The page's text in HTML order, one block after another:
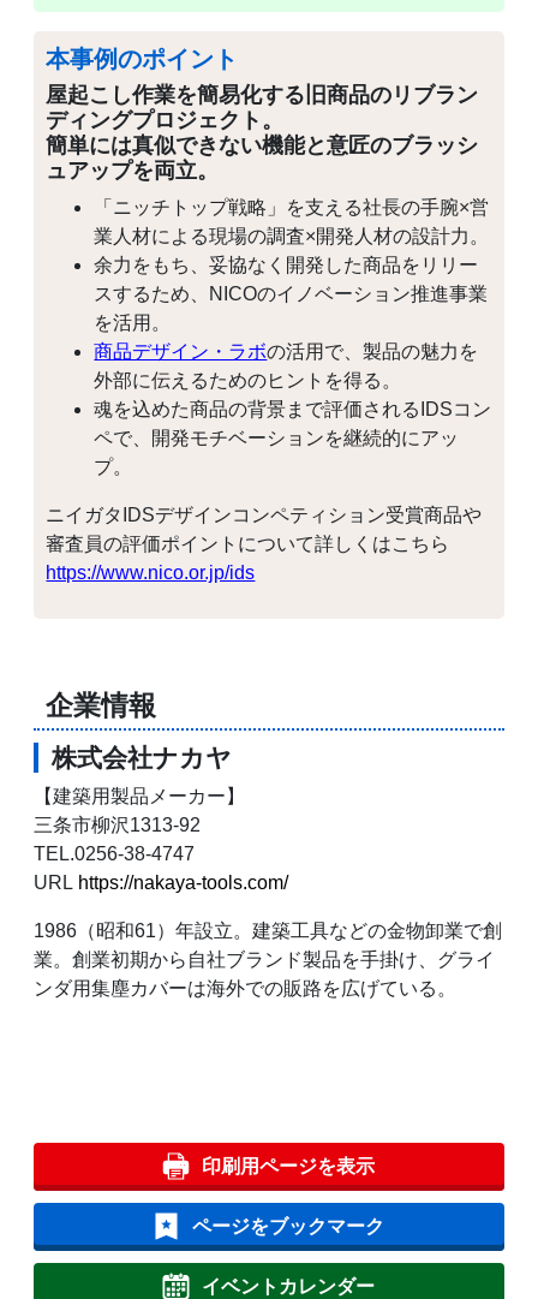
本事例のポイント
屋起こし作業を簡易化する旧商品のリブラン
ディングプロジェクト。
簡単には真似できない機能と意匠のブラッシ
ュアップを両立。
「ニッチトップ戦略」を支える社長の手腕×営
業人材による現場の調査×開発人材の設計力。
余力をもち、妥協なく開発した商品をリリー
スするため、NICOのイノベーション推進事業
を活用。
商品デザイン・ラボの活用で、製品の魅力を
外部に伝えるためのヒントを得る。
魂を込めた商品の背景まで評価されるIDSコン
ペで、開発モチベーションを継続的にアッ
プ。
ニイガタIDSデザインコンペティション受賞商品や
審査員の評価ポイントについて詳しくはこちら
https://www.nico.or.jp/ids
企業情報
株式会社ナカヤ
【建築用製品メーカー】
三条市柳沢1313-92
TEL.0256-38-4747
URL https://nakaya-tools.com/
1986（昭和61）年設立。建築工具などの金物卸業で創
業。創業初期から自社ブランド製品を手掛け、グライ
ンダ用集塵カバーは海外での販路を広げている。
印刷用ページを表示
ページをブックマーク
イベントカレンダー